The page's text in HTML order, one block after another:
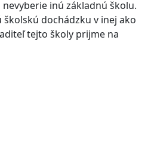
inú základnú školu.
dochádzku v inej ako
tejto školy prijme na